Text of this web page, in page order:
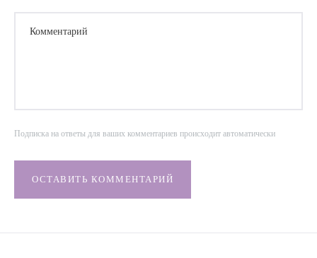
Комментарий
Подписка на ответы для ваших комментариев происходит автоматически
ОСТАВИТЬ КОММЕНТАРИЙ